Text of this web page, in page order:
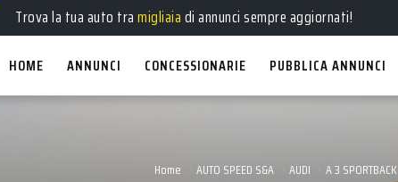
Autonuove,usate, akm 0eaziendaliin vendita!
Trova la tua auto tramigliaiadi annunci sempre aggiornati!
HOME ANNUNCI CONCESSIONARIE PUBBLICA ANNUNCI
Home AUTO SPEED S&A AUDI A 3 SPORTBACK